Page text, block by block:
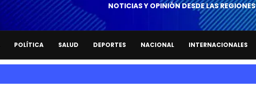
NOTICIAS Y OPINIÓN DESDE LAS REGIONES
POLÍTICA SALUD DEPORTES NACIONAL INTERNACIONALES